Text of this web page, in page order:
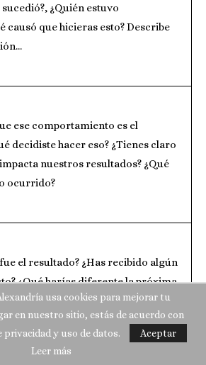
sucedió?, ¿Quién estuvo
causó que hicieras esto? Describe
ese comportamiento es el
decidiste hacer eso? ¿Tienes claro
nuestros resultados? ¿Qué
ocurrido?
fue el resultado? ¿Has recibido algún
¿Qué harías diferente la próxima
que esto impacta en tu desempeño?
usa cookies para mejorar tu
en nuestro sitio, estás de acuerdo con
y uso de datos.
Aceptar
Leer más